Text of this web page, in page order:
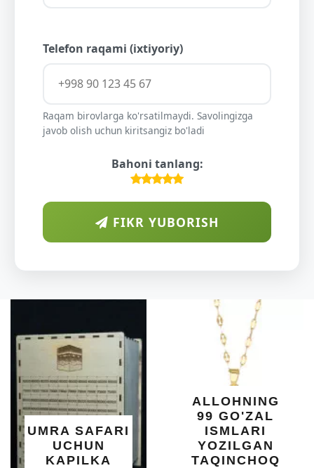
Telefon raqami (ixtiyoriy)
Raqam birovlarga ko'rsatilmaydi. Savolingizga
javob olish uchun kiritsangiz bo'ladi
Bahoni tanlang:
FIKR YUBORISH
ALLOHNING
99 GO'ZAL
ISMLARI
YOZILGAN
TAQINCHOQ
DIYORIDA
O'SUVCHI
KUNDUR
YELIMI:
XOTIRA VA
UMUMIY
UCHUN
BEBAHO
NE'MAT